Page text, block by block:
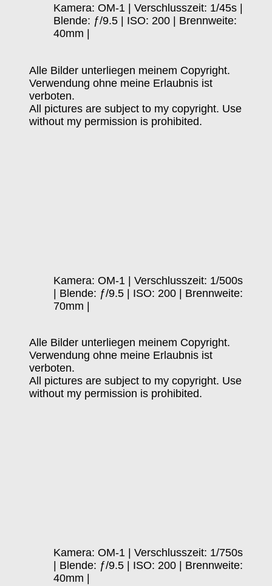
Kamera: OM-1 | Verschlusszeit: 1/45s |
Blende: ƒ/9.5 | ISO: 200 | Brennweite:
40mm |
Alle Bilder unterliegen meinem Copyright.
Verwendung ohne meine Erlaubnis ist
verboten.
All pictures are subject to my copyright. Use
without my permission is prohibited.
Kamera: OM-1 | Verschlusszeit: 1/500s
| Blende: ƒ/9.5 | ISO: 200 | Brennweite:
70mm |
Alle Bilder unterliegen meinem Copyright.
Verwendung ohne meine Erlaubnis ist
verboten.
All pictures are subject to my copyright. Use
without my permission is prohibited.
Kamera: OM-1 | Verschlusszeit: 1/750s
| Blende: ƒ/9.5 | ISO: 200 | Brennweite:
40mm |